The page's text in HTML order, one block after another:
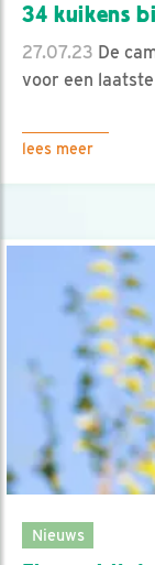
34 kuikens
27.07.23 De
voor een
lees meer
Nieuws